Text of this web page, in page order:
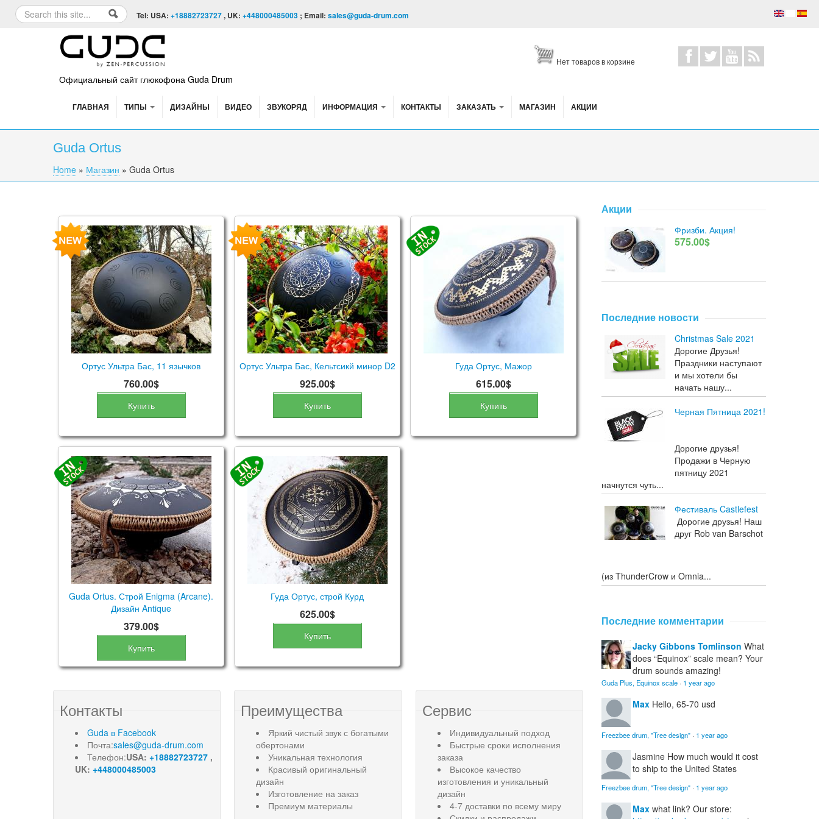
Skip to content
Skip to navigation
Search form
Search Tel: USA: +18882723727, UK: +448000485003 ; Email: sales@guda-drum.com
Официальный сайт глюкофона Guda Drum
Нет товаров в корзине
ГЛАВНАЯ ТИПЫ ДИЗАЙНЫ ВИДЕО ЗВУКОРЯД ИНФОРМАЦИЯ КОНТАКТЫ ЗАКАЗАТЬ МАГАЗИН АКЦИИ
Guda Ortus
You are here
Home » Магазин » Guda Ortus
Ортус Ультра Бас, 11 язычков
760.00$
Купить
Ортус Ультра Бас, Кельтсикй минор D2
925.00$
Купить
Гуда Ортус, Мажор
615.00$
Купить
Guda Ortus. Строй Enigma (Arcane).
Дизайн Antique
379.00$
Купить
Гуда Ортус, строй Курд
625.00$
Купить
Контакты
Guda в Facebook
Почта:sales@guda-drum.com
Телефон:USA: +18882723727 ,
UK: +448000485003
Преимущества
Яркий чистый звук с богатыми
обертонами
Уникальная технология
Красивый оригинальный
дизайн
Изготовление на заказ
Премиум материалы
Сервис
Индивидуальный подход
Быстрые сроки исполнения
заказа
Высокое качество
изготовления и уникальный
дизайн
4-7 доставки по всему миру
Акции
Фризби. Акция!
575.00$
Последние новости
Christmas Sale 2021
Дорогие Друзья!
Праздники наступают
и мы хотели бы
начать нашу...
Черная Пятница 2021!
Дорогие друзья!
Продажи в Черную
пятницу 2021
начнутся чуть...
Фестиваль Castlefest
Дорогие друзья! Наш
друг Rob van Barschot
(из ThunderCrow и Omnia...
Последние комментарии
Jacky Gibbons Tomlinson What
does “Equinox” scale mean? Your
drum sounds amazing!
Guda Plus, Equinox scale · 1 year ago
Max Hello, 65-70 usd
Freezbee drum, "Tree design" · 1 year ago
Jasmine How much would it cost
to ship to the United States
Freezbee drum, "Tree design" · 1 year ago
Max what link? Our store: